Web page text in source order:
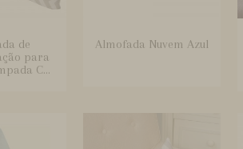
de
para
C...
Almofada Nuvem Azul